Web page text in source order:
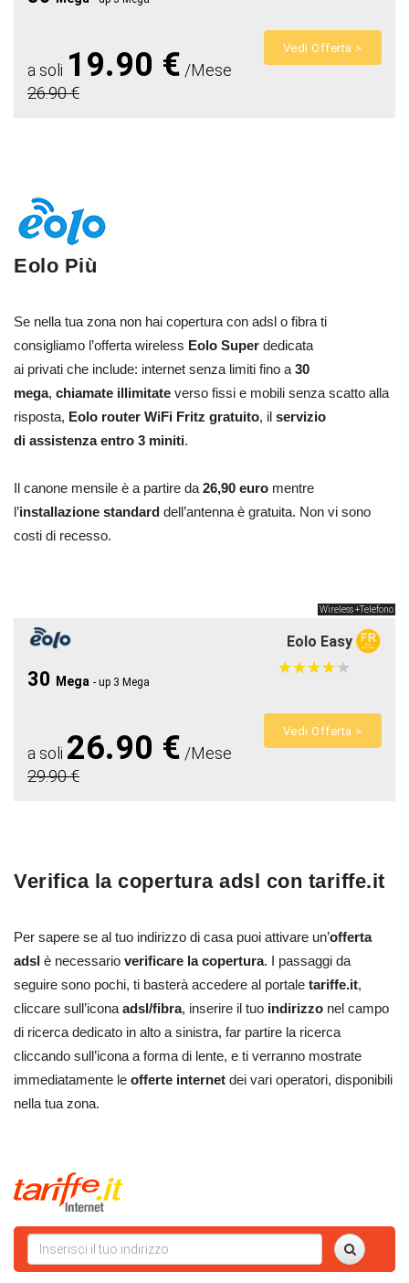
a soli 19.90 € /Mese
26.90 €
Vedi Offerta >
Eolo Più
Se nella tua zona non hai copertura con adsl o fibra ti
consigliamo l’offerta wireless Eolo Super dedicata
ai privati che include: internet senza limiti fino a 30
mega, chiamate illimitate verso fissi e mobili senza scatto alla
risposta, Eolo router WiFi Fritz gratuito, il servizio
di assistenza entro 3 miniti.
Il canone mensile è a partire da 26,90 euro mentre
l’installazione standard dell’antenna è gratuita. Non vi sono
costi di recesso.
Wireless +Telefono
Eolo Easy
30 Mega - up 3 Mega
★★★★★
★★★★★
a soli 26.90 € /Mese
29.90 €
Vedi Offerta >
Verifica la copertura adsl con tariffe.it
Per sapere se al tuo indirizzo di casa puoi attivare un’offerta
adsl è necessario verificare la copertura. I passaggi da
seguire sono pochi, ti basterà accedere al portale tariffe.it,
cliccare sull’icona adsl/fibra, inserire il tuo indirizzo nel campo
di ricerca dedicato in alto a sinistra, far partire la ricerca
cliccando sull’icona a forma di lente, e ti verranno mostrate
immediatamente le offerte internet dei vari operatori, disponibili
nella tua zona.